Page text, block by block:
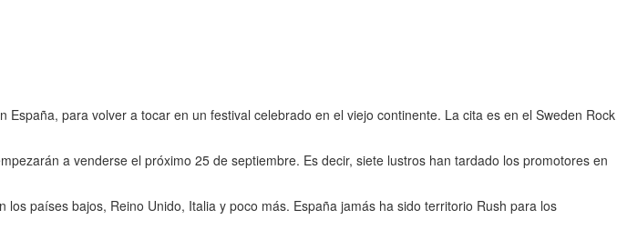
para volver a tocar en un festival celebrado en el viejo continente. La cita es en el Sweden Rock
a venderse el próximo 25 de septiembre. Es decir, siete lustros han tardado los promotores en
países bajos, Reino Unido, Italia y poco más. España jamás ha sido territorio Rush para los